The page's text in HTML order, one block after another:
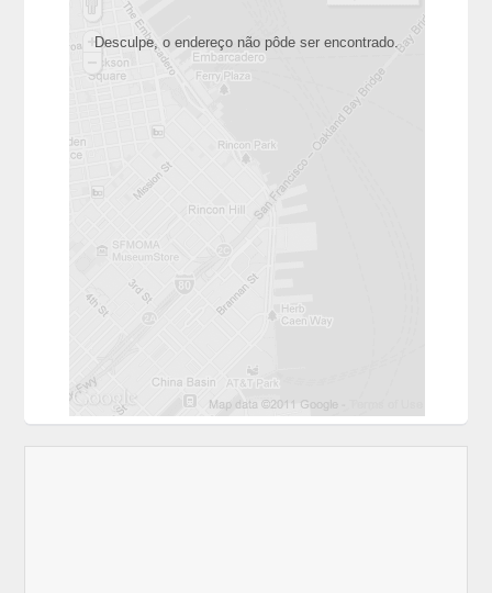
Desculpe, o endereço não pôde ser encontrado.